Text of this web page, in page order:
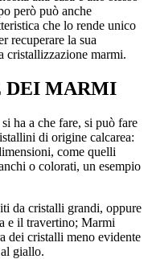
però può anche
che lo rende unico
recuperare la sua
cristallizzazione marmi.
DEI MARMI
ha a che fare, si può fare
di origine calcarea:
come quelli
o colorati, un esempio
da cristalli grandi, oppure
e il travertino; Marmi
dei cristalli meno evidente
giallo.